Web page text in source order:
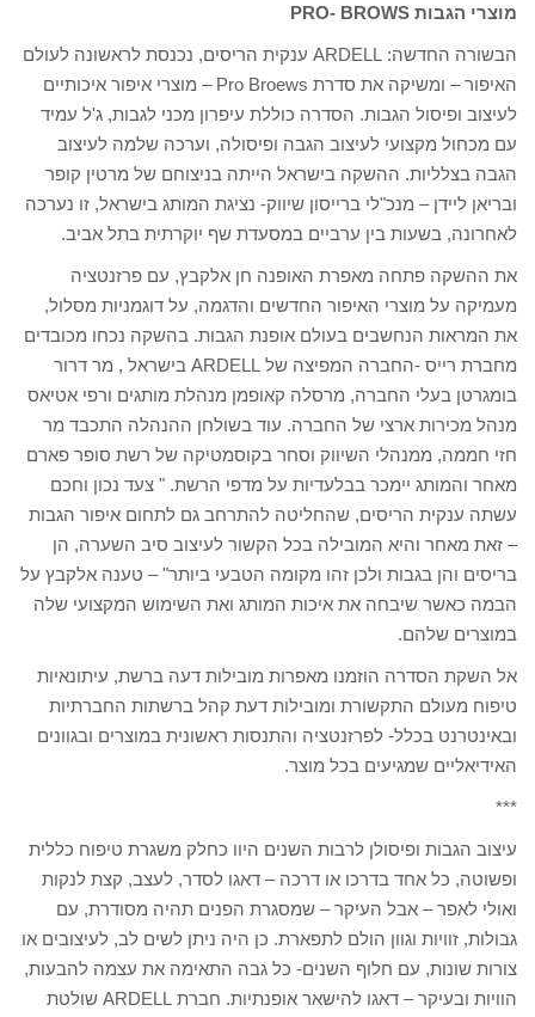
מוצרי הגבות PRO- BROWS
הבשורה החדשה: ARDELL ענקית הריסים, נכנסת לראשונה לעולם
האיפור – ומשיקה את סדרת Pro Broews – מוצרי איפור איכותיים
לעיצוב ופיסול הגבות. הסדרה כוללת עיפרון מכני לגבות, ג'ל עמיד
עם מכחול מקצועי לעיצוב הגבה ופיסולה, וערכה שלמה לעיצוב
הגבה בצלליות. ההשקה בישראל הייתה בניצוחם של מרטין קופר
ובריאן ליידן – מנכ"לי ברייסון שיווק- נציגת המותג בישראל, זו נערכה
לאחרונה, בשעות בין ערביים במסעדת שף יוקרתית בתל אביב.
את ההשקה פתחה מאפרת האופנה חן אלקבץ, עם פרזנטציה
מעמיקה על מוצרי האיפור החדשים והדגמה, על דוגמניות מסלול,
את המראות הנחשבים בעולם אופנת הגבות. בהשקה נכחו מכובדים
מחברת רייס -החברה המפיצה של ARDELL בישראל , מר דרור
בומגרטן בעלי החברה, מרסלה קאופמן מנהלת מותגים ורפי אטיאס
מנהל מכירות ארצי של החברה. עוד בשולחן ההנהלה התכבד מר
חזי חממה, ממנהלי השיווק וסחר בקוסמטיקה של רשת סופר פארם
מאחר והמותג יימכר בבלעדיות על מדפי הרשת. " צעד נכון וחכם
עשתה ענקית הריסים, שהחליטה להתרחב גם לתחום איפור הגבות
– זאת מאחר והיא המובילה בכל הקשור לעיצוב סיב השערה, הן
בריסים והן בגבות ולכן זהו מקומה הטבעי ביותר" – טענה אלקבץ על
הבמה כאשר שיבחה את איכות המותג ואת השימוש המקצועי שלה
במוצרים שלהם.
אל השקת הסדרה הוזמנו מאפרות מובילות דעה ברשת, עיתונאיות
טיפוח מעולם התקשורת ומובילות דעת קהל ברשתות החברתיות
ובאינטרנט בכלל- לפרזנטציה והתנסות ראשונית במוצרים ובגוונים
האידיאליים שמגיעים בכל מוצר.
***
עיצוב הגבות ופיסולן לרבות השנים היוו כחלק משגרת טיפוח כללית
ופשוטה, כל אחד בדרכו או דרכה – דאגו לסדר, לעצב, קצת לנקות
ואולי לאפר – אבל העיקר – שמסגרת הפנים תהיה מסודרת, עם
גבולות, זוויות וגוון הולם לתפארת. כן היה ניתן לשים לב, לעיצובים או
צורות שונות, עם חלוף השנים- כל גבה התאימה את עצמה להבעות,
הוויות ובעיקר – דאגו להישאר אופנתיות. חברת ARDELL שולטת